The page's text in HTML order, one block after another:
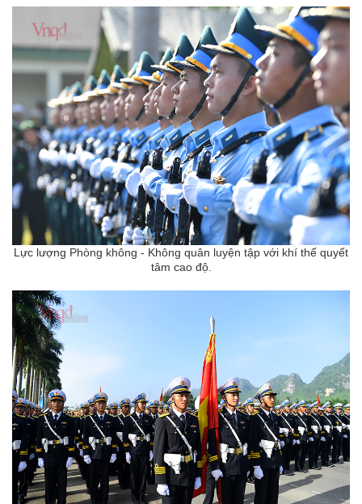
Lực lượng Phòng không - Không quân luyện tập với khí thế quyết
tâm cao độ.